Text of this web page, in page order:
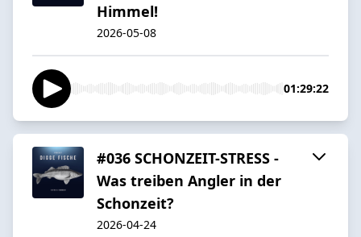
Himmel!
2026-05-08
01:29:22
#036 SCHONZEIT-STRESS -
Was treiben Angler in der
Schonzeit?
2026-04-24